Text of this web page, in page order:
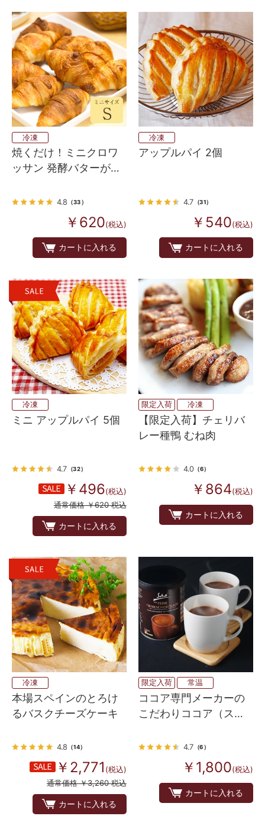
冷凍
焼くだけ！ミニクロワ
ッサン 発酵バターが香
生地 8個入り
4.8 （33）
￥620(税込)
カートに入れる
冷凍
アップルパイ 2個
4.7 （31）
￥540(税込)
カートに入れる
冷凍
ミニ アップルパイ 5個
4.7 （32）
￥496(税込)
通常価格 ￥620 税込
カートに入れる
限定入荷 冷凍
【限定入荷】チェリバ
レー種鴨 むね肉
4.0（6）
￥864(税込)
カートに入れる
冷凍
本場スペインのとろけ
るバスクチーズケーキ
4.8 （14）
￥2,771 (税込)
通常価格 ￥3,260 税込
カートに入れる
限定入荷 常温
ココア専門メーカーの
こだわりココア（スプ
4.7 （6）
￥1,800(税込)
カートに入れる